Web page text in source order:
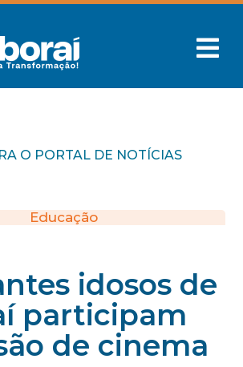
O PORTAL DE NOTÍCIAS
Educação
idosos de
participam
de cinema